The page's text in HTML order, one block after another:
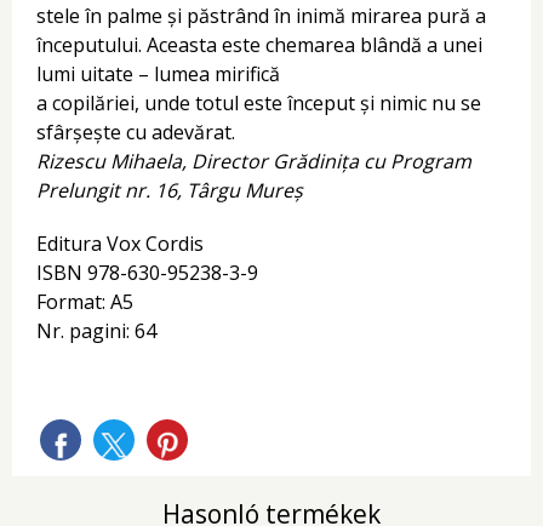
stele în palme și păstrând în inimă mirarea pură a
începutului. Aceasta este chemarea blândă a unei
lumi uitate – lumea mirifică
a copilăriei, unde totul este început și nimic nu se
sfârșește cu adevărat.
Rizescu Mihaela, Director Grădinițacu Program
Prelungit nr. 16, Târgu Mureș
Editura Vox Cordis
ISBN 978-630-95238-3-9
Format: A5
Nr. pagini: 64
Hasonló termékek